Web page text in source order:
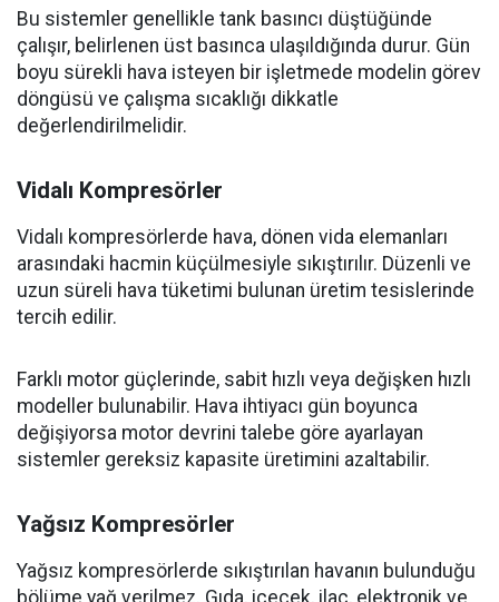
Bu sistemler genellikle tank basıncı düştüğünde
çalışır, belirlenen üst basınca ulaşıldığında durur. Gün
boyu sürekli hava isteyen bir işletmede modelin görev
döngüsü ve çalışma sıcaklığı dikkatle
değerlendirilmelidir.
Vidalı Kompresörler
Vidalı kompresörlerde hava, dönen vida elemanları
arasındaki hacmin küçülmesiyle sıkıştırılır. Düzenli ve
uzun süreli hava tüketimi bulunan üretim tesislerinde
tercih edilir.
Farklı motor güçlerinde, sabit hızlı veya değişken hızlı
modeller bulunabilir. Hava ihtiyacı gün boyunca
değişiyorsa motor devrini talebe göre ayarlayan
sistemler gereksiz kapasite üretimini azaltabilir.
Yağsız Kompresörler
Yağsız kompresörlerde sıkıştırılan havanın bulunduğu